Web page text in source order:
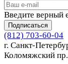
Введите верный
Подписаться
(812) 703-60-04
г. Санкт-
Коломяжский